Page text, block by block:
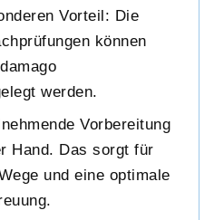
Vorteil: Die
können
werden.
Vorbereitung
Hand. Das sorgt für
und eine optimale